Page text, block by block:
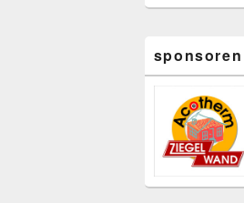
Termine
sponsoren